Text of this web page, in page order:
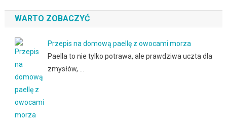
WARTO ZOBACZYĆ
Przepis na domową paellę z owocami morza
Paella to nie tylko potrawa, ale prawdziwa uczta dla
zmysłów, …